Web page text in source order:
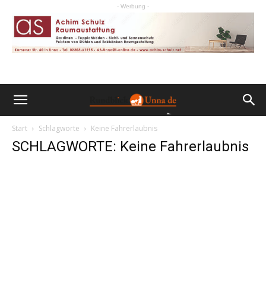
- Werbung -
Start Schlagworte Keine Fahrerlaubnis
SCHLAGWORTE: Keine Fahrerlaubnis